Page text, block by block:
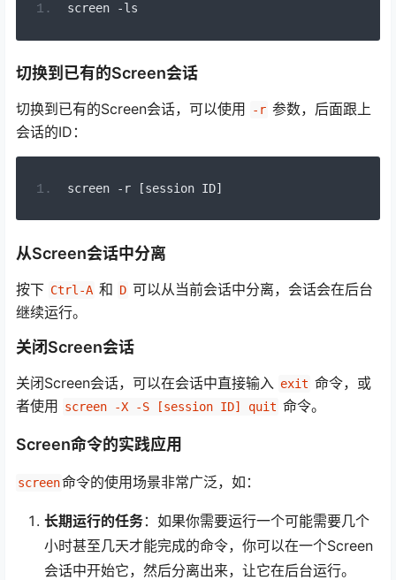
screen -ls
切换到已有的Screen会话
切换到已有的Screen会话，可以使用 -r 参数，后面跟上
会话的ID：
screen - r [session ID]
从Screen会话中分离
按下 Ctrl-A 和 D 可以从当前会话中分离，会话会在后台
继续运行。
关闭Screen会话
关闭Screen会话，可以在会话中直接输入 exit 命令，或
者使用 screen -X -S [session ID] quit 命令。
Screen命令的实践应用
screen命令的使用场景非常广泛，如：
长期运行的任务：如果你需要运行一个可能需要几个
小时甚至几天才能完成的命令，你可以在一个Screen
会话中开始它，然后分离出来，让它在后台运行。